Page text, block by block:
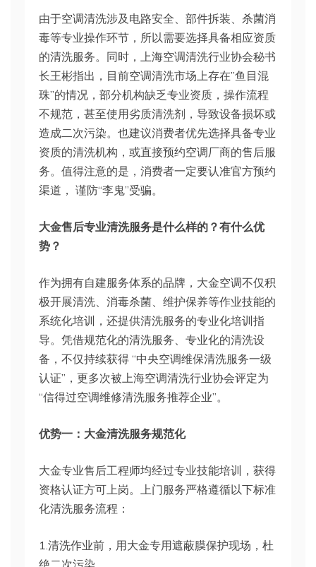
由于空调清洗涉及电路安全、部件拆装、杀菌消
毒等专业操作环节，所以需要选择具备相应资质
的清洗服务。同时，上海空调清洗行业协会秘书
长王彬指出，目前空调清洗市场上存在”鱼目混
珠”的情况，部分机构缺乏专业资质，操作流程
不规范，甚至使用劣质清洗剂，导致设备损坏或
造成二次污染。也建议消费者优先选择具备专业
资质的清洗机构，或直接预约空调厂商的售后服
务。值得注意的是，消费者一定要认准官方预约
渠道， 谨防“李鬼”受骗。
大金售后专业清洗服务是什么样的？有什么优
势？
作为拥有自建服务体系的品牌，大金空调不仅积
极开展清洗、消毒杀菌、维护保养等作业技能的
系统化培训，还提供清洗服务的专业化培训指
导。凭借规范化的清洗服务、专业化的清洗设
备，不仅持续获得 “中央空调维保清洗服务一级
认证”，更多次被上海空调清洗行业协会评定为
“信得过空调维修清洗服务推荐企业”。
优势一：大金清洗服务规范化
大金专业售后工程师均经过专业技能培训，获得
资格认证方可上岗。上门服务严格遵循以下标准
化清洗服务流程：
1.清洗作业前，用大金专用遮蔽膜保护现场，杜
绝二次污染。